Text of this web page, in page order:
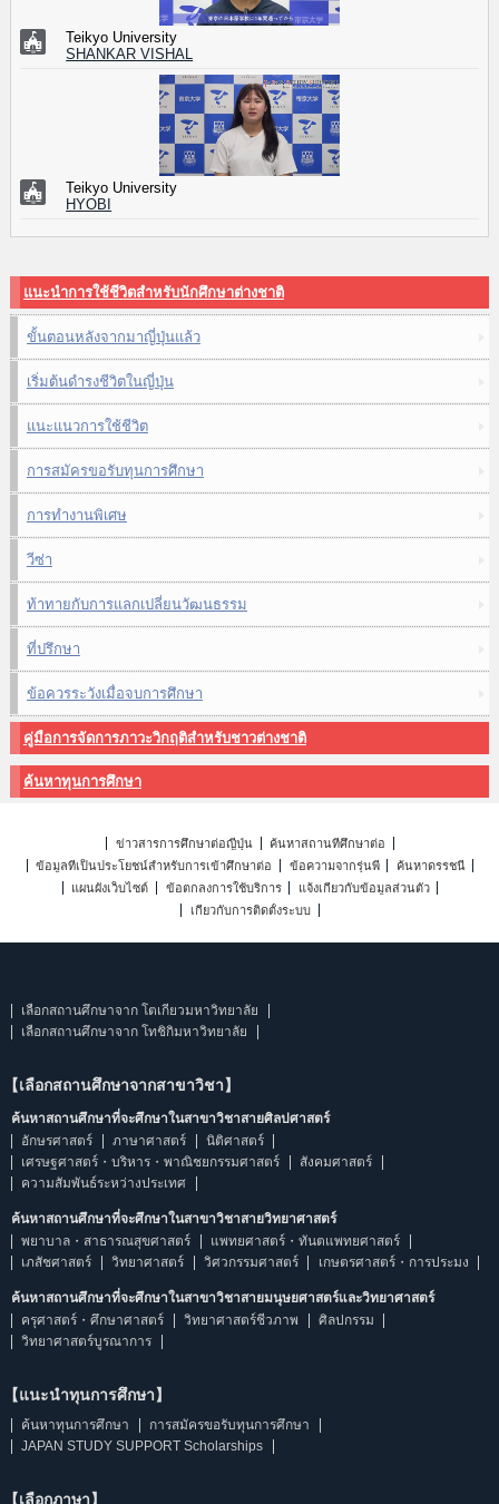
Teikyo University
SHANKAR VISHAL
Teikyo University
HYOBI
แนะนำการใช้ชีวิตสำหรับนักศึกษาต่างชาติ
ขั้นตอนหลังจากมาญี่ปุ่นแล้ว
เริ่มต้นดำรงชีวิตในญี่ปุ่น
แนะแนวการใช้ชีวิต
การสมัครขอรับทุนการศึกษา
การทำงานพิเศษ
วีซ่า
ท้าทายกับการแลกเปลี่ยนวัฒนธรรม
ที่ปรึกษา
ข้อควรระวังเมื่อจบการศึกษา
คู่มือการจัดการภาวะวิกฤติสำหรับชาวต่างชาติ
ค้นหาทุนการศึกษา
ข่าวสารการศึกษาต่อญี่ปุ่น
ค้นหาสถานที่ศึกษาต่อ
ข้อมูลที่เป็นประโยชน์สำหรับการเข้าศึกษาต่อ
ข้อความจากรุ่นพี่
ค้นหาดรรชนี
แผนผังเว็บไซต์
ข้อตกลงการใช้บริการ
แจ้งเกี่ยวกับข้อมูลส่วนตัว
เกี่ยวกับการติดตั้งระบบ
เลือกสถานศึกษาจาก โตเกียวมหาวิทยาลัย
เลือกสถานศึกษาจาก โทชิกิมหาวิทยาลัย
【เลือกสถานศึกษาจากสาขาวิชา】
ค้นหาสถานศึกษาที่จะศึกษาในสาขาวิชาสายศิลปศาสตร์
อักษรศาสตร์
ภาษาศาสตร์
นิติศาสตร์
เศรษฐศาสตร์・บริหาร・พาณิชยกรรมศาสตร์
สังคมศาสตร์
ความสัมพันธ์ระหว่างประเทศ
ค้นหาสถานศึกษาที่จะศึกษาในสาขาวิชาสายวิทยาศาสตร์
พยาบาล・สาธารณสุขศาสตร์
แพทยศาสตร์・ทันตแพทยศาสตร์
เภสัชศาสตร์
วิทยาศาสตร์ วิศวกรรมศาสตร์ เกษตรศาสตร์・การประมง
ค้นหาสถานศึกษาที่จะศึกษาในสาขาวิชาสายมนุษยศาสตร์และวิทยาศาสตร์
ครุศาสตร์・ศึกษาศาสตร์
วิทยาศาสตร์ชีวภาพ
ศิลปกรรม
วิทยาศาสตร์บูรณาการ
【แนะนำทุนการศึกษา】
ค้นหาทุนการศึกษา
การสมัครขอรับทุนการศึกษา
JAPAN STUDY SUPPORT Scholarships
【เลือกภาษา】